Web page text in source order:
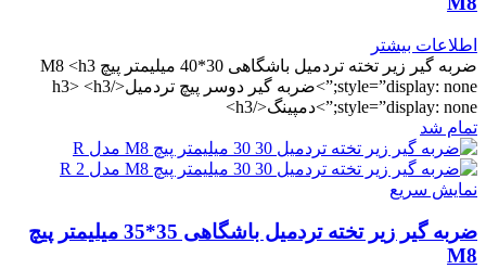
اطلاعات بیشتر
ضربه گیر زیر تخته تردمیل باشگاهی 30*40 میلیمتر پیچ M8 <h3
style=”display: none;”>ضربه گیر دوسر پیچ تردمیل</h3> <h3
style=”display: none;”>دمپینگ</h3>
تمام شد
نمایش سریع
ضربه گیر زیر تخته تردمیل باشگاهی 35*35 میلیمتر پیچ
M8